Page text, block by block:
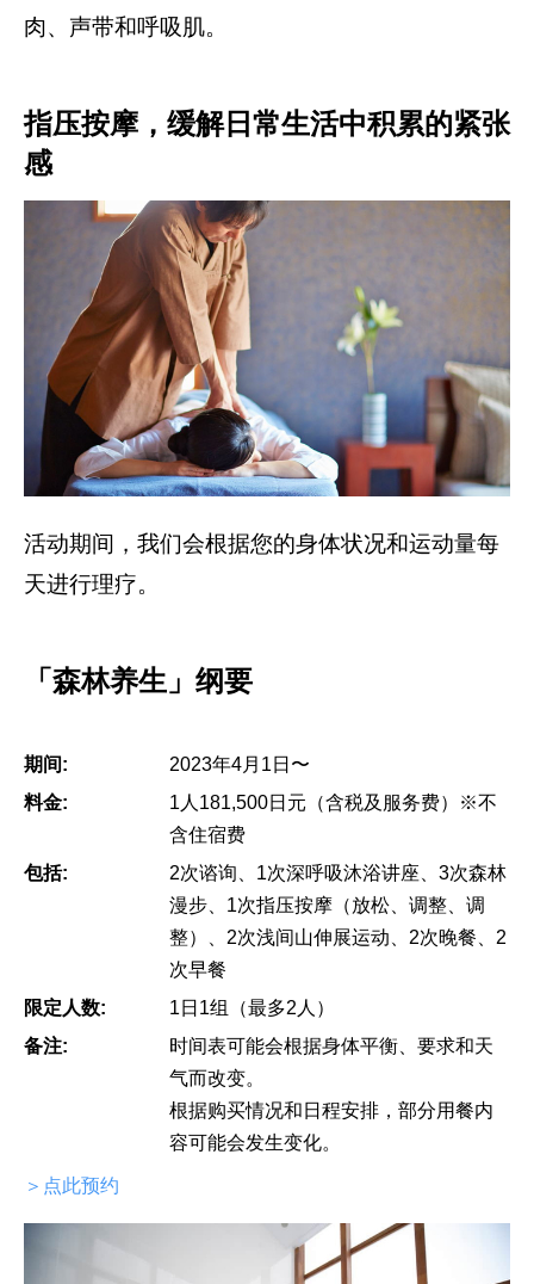
肉、声带和呼吸肌。
指压按摩，缓解日常生活中积累的紧张
感
活动期间，我们会根据您的身体状况和运动量每
天进行理疗。
「森林养生」纲要
期间:
2023年4月1日〜
料金:
1人181,500日元（含税及服务费）※不
含住宿费
包括:
2次谘询、1次深呼吸沐浴讲座、3次森林
漫步、1次指压按摩（放松、调整、调
整）、2次浅间山伸展运动、2次晚餐、2
次早餐
限定人数:
1日1组（最多2人）
备注:
时间表可能会根据身体平衡、要求和天
气而改变。
根据购买情况和日程安排，部分用餐内
容可能会发生变化。
＞点此预约